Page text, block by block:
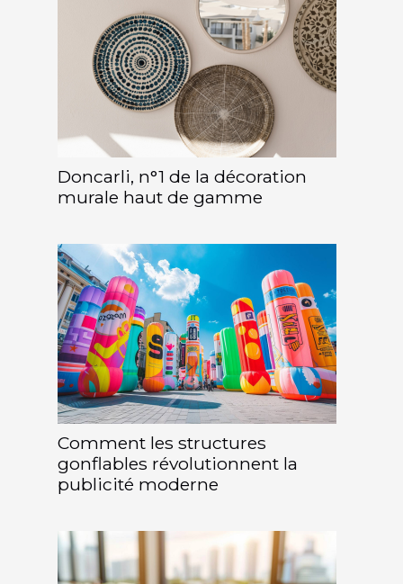
Doncarli, n°1 de la décoration
murale haut de gamme
Comment les structures
gonflables révolutionnent la
publicité moderne